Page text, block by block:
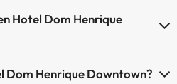
Hotel Dom Henrique
Dom Henrique Downtown?